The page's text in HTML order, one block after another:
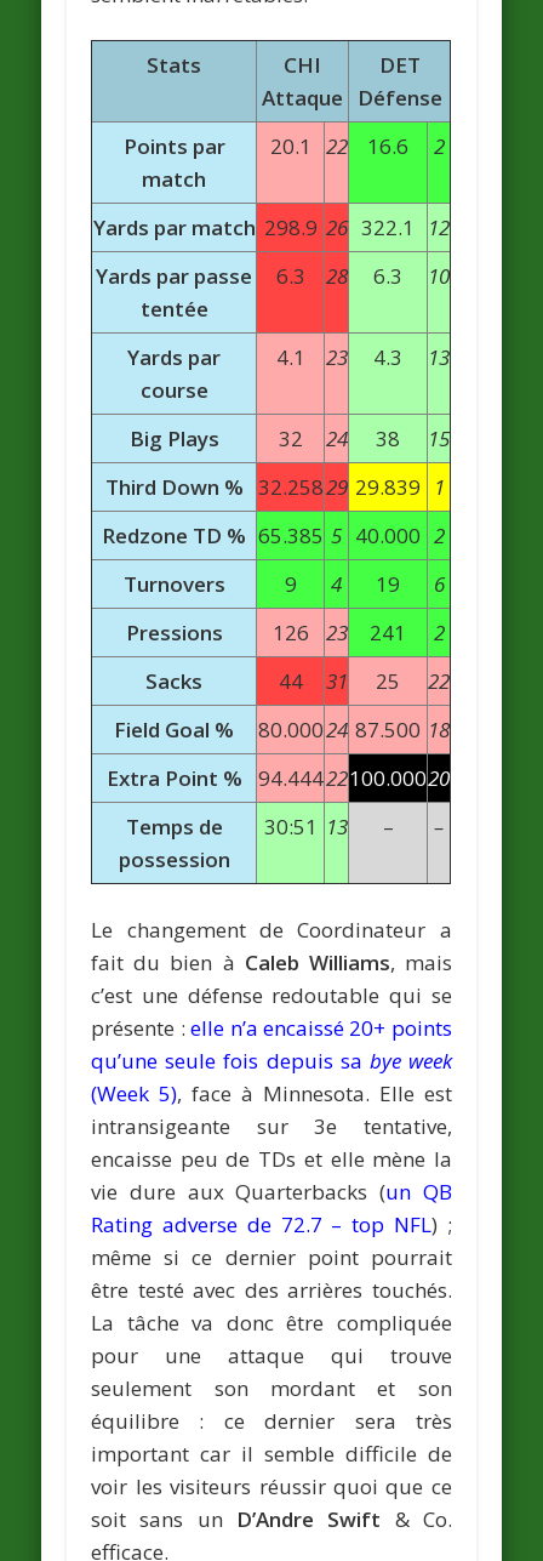
Stats
CHI
Attaque
DET
Défense
Points par
match
20.1 22 16.6 2
Yards par match 298.9 26 322.1
12
Yards par passe
tentée
6.3 28 6.3 10
Yards par
course
4.1 23 4.3 13
Big Plays 32 24 38
15
Third Down % 32.25829 29.839
1
Redzone TD % 65.385 5 40.000 2
Turnovers
9 4 19
6
Pressions
126 23 241
2
Sacks
44 31 25
22
Field Goal %
80.00024 87.500 18
Extra Point %
94.44422100.00020
Temps de
possession
30:51 13 – –
Le changement de Coordinateur a
fait du bien à Caleb Williams, mais
c’est une défense redoutable qui se
présente :elle n’a encaissé 20+ points
qu’une seule fois depuis sa bye week
(Week 5), face à Minnesota. Elle est
intransigeante sur 3e tentative,
encaisse peu de TDs et elle mène la
vie dure aux Quarterbacks (un QB
Rating adverse de 72.7 – top NFL) ;
même si ce dernier point pourrait
être testé avec des arrières touchés.
La tâche va donc être compliquée
pour une attaque qui trouve
seulement son mordant et son
équilibre : ce dernier sera très
important car il semble difficile de
voir les visiteurs réussir quoi que ce
soit sans un D’Andre Swift & Co.
efficace.